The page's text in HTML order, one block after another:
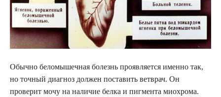
Обычно беломышечная болезнь проявляется именно так,
но точный диагноз должен поставить ветврач. Он
проверит мочу на наличие белка и пигмента миохрома.